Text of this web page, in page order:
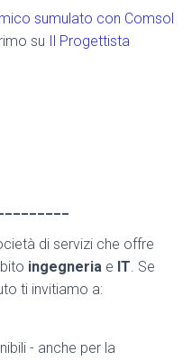
sumulato con Comsol
su
Il Progettista
di servizi che offre
ingegneria e IT. Se
ti invitiamo a:
- anche per la